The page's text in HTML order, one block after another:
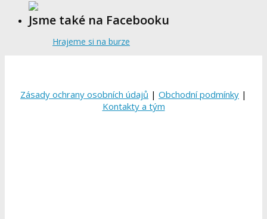
Jsme také na Facebooku
Hrajeme si na burze
Zásady ochrany osobních údajů | Obchodní podmínky |
Kontakty a tým